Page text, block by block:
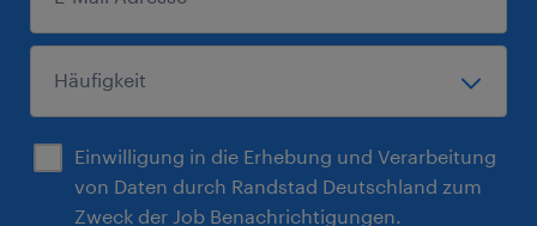
Einwilligung in die Erhebung und Verarbeitung
von Daten durch Randstad Deutschland zum
Zweck der Job Benachrichtigungen.